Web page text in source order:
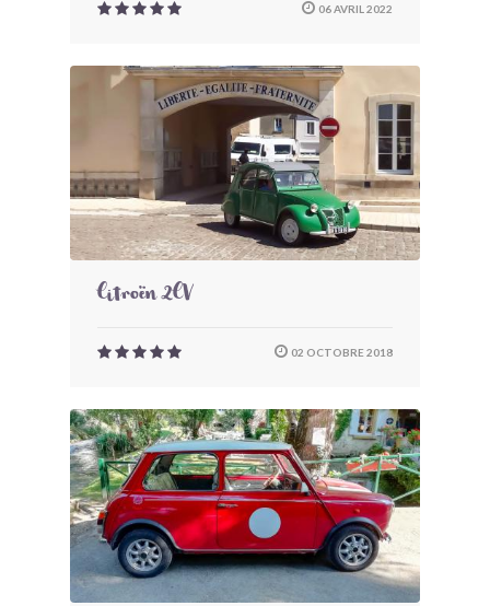
06 AVRIL 2022
Citroën 2CV
02 OCTOBRE 2018